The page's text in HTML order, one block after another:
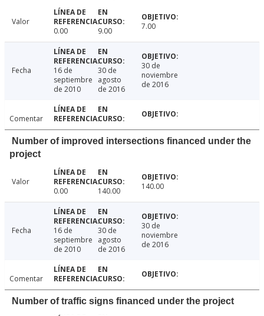
Valor
0.00
9.00 7.00
Fecha
16 de
septiembre
de 2010
30 de
agosto
de 2016
30 de
noviembre
de 2016
Comentar
Number of improved intersections financed under the
project
Valor
0.00
140.00 140.00
Fecha
16 de
septiembre
de 2010
30 de
agosto
de 2016
30 de
noviembre
de 2016
Comentar
Number of traffic signs financed under the project